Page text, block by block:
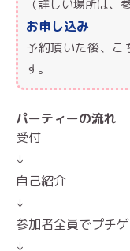
（詳しい場所は、
お申し込み
予約頂いた後、こ
す。
パーティーの流れ
受付
↓
自己紹介
↓
参加者全員でプチ
↓